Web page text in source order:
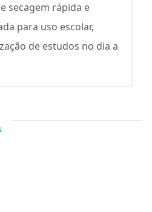
secagem rápida e
para uso escolar,
de estudos no dia a